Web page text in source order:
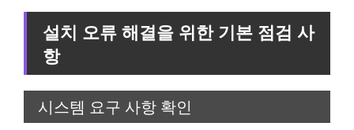
설치 오류 해결을 위한 기본 점검 사
항
시스템 요구 사항 확인